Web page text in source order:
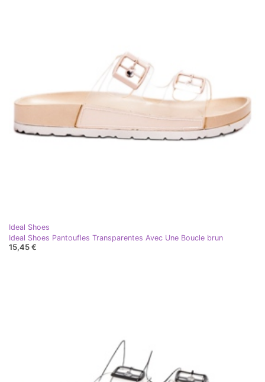
Ideal Shoes
Ideal Shoes Pantoufles Transparentes Avec Une Boucle brun
15,45 €